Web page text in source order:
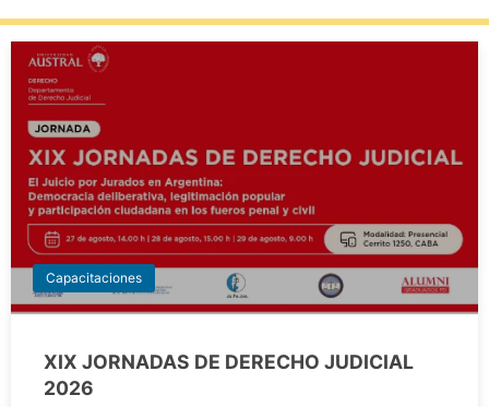
Capacitaciones
XIX JORNADAS DE DERECHO JUDICIAL
2026